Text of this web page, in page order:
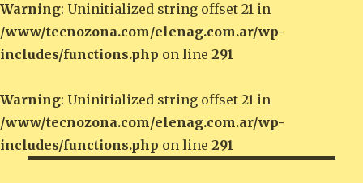
Warning: Uninitialized string offset 21 in
/www/tecnozona.com/elenag.com.ar/wp-
includes/functions.php on line 291
Warning: Uninitialized string offset 21 in
/www/tecnozona.com/elenag.com.ar/wp-
includes/functions.php on line 291